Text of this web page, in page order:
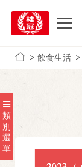
飲食生活
類
別
選
單